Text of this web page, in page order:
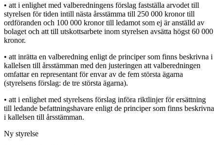
• att i enlighet med valberedningens förslag fastställa arvodet till
styrelsen för tiden intill nästa årsstämma till 250 000 kronor till
ordföranden och 100 000 kronor till ledamot som ej är anställd av
bolaget och att till utskottsarbete inom styrelsen avsätta högst 60 000
kronor.
• att inrätta en valberedning enligt de principer som finns beskrivna i
kallelsen till årsstämman med den justeringen att valberedningen
omfattar en representant för envar av de fem största ägarna
(styrelsens förslag: de tre största ägarna).
• att i enlighet med styrelsens förslag införa riktlinjer för ersättning
till ledande befattningshavare enligt de principer som finns beskrivna
i kallelsen till årsstämman.
Ny styrelse